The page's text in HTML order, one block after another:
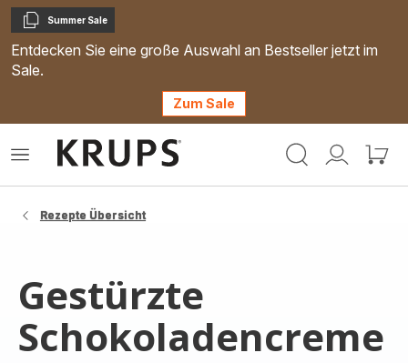
Kopieren
Summer Sale
Entdecken Sie eine große Auswahl an Bestseller jetzt im
Sale.
Zum Sale
Mein
Mein
Das
Rezepte Übersicht
Gestürzte
Schokoladencreme